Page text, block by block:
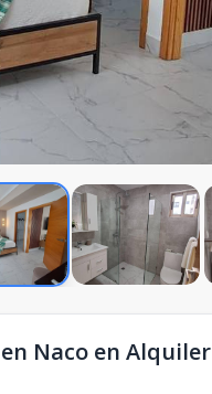
Naco en Alquiler